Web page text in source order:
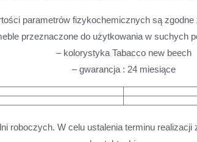
parametrów fizykochemicznych są zgodne
przeznaczone do użytkowania w suchych
– kolorystyka Tabacco new beech
– gwarancja : 24 miesiące
roboczych. W celu ustalenia terminu